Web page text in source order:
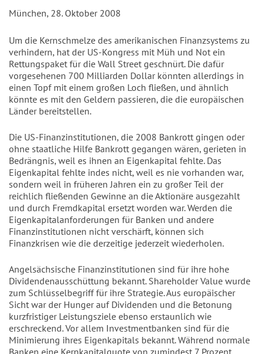
München, 28. Oktober 2008
Um die Kernschmelze des amerikanischen Finanzsystems zu
verhindern, hat der US-Kongress mit Müh und Not ein
Rettungspaket für die Wall Street geschnürt. Die dafür
vorgesehenen 700 Milliarden Dollar könnten allerdings in
einen Topf mit einem großen Loch fließen, und ähnlich
könnte es mit den Geldern passieren, die die europäischen
Länder bereitstellen.
Die US-Finanzinstitutionen, die 2008 Bankrott gingen oder
ohne staatliche Hilfe Bankrott gegangen wären, gerieten in
Bedrängnis, weil es ihnen an Eigenkapital fehlte. Das
Eigenkapital fehlte indes nicht, weil es nie vorhanden war,
sondern weil in früheren Jahren ein zu großer Teil der
reichlich fließenden Gewinne an die Aktionäre ausgezahlt
und durch Fremdkapital ersetzt worden war. Werden die
Eigenkapitalanforderungen für Banken und andere
Finanzinstitutionen nicht verschärft, können sich
Finanzkrisen wie die derzeitige jederzeit wiederholen.
Angelsächsische Finanzinstitutionen sind für ihre hohe
Dividendenausschüttung bekannt. Shareholder Value wurde
zum Schlüsselbegriff für ihre Strategie. Aus europäischer
Sicht war der Hunger auf Dividenden und die Betonung
kurzfristiger Leistungsziele ebenso erstaunlich wie
erschreckend. Vor allem Investmentbanken sind für die
Minimierung ihres Eigenkapitals bekannt. Während normale
Banken eine Kernkapitalquote von zumindest 7 Prozent